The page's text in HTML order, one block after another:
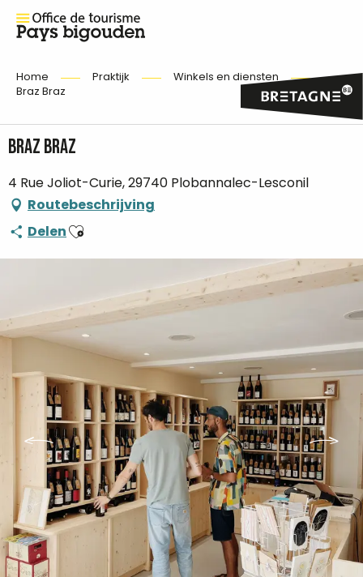
Home Praktijk
Winkels en diensten
Braz Braz
Braz Braz
4 Rue Joliot-Curie, 29740 Plobannalec-Lesconil
Routebeschrijving
DelenAjouter aux favoris